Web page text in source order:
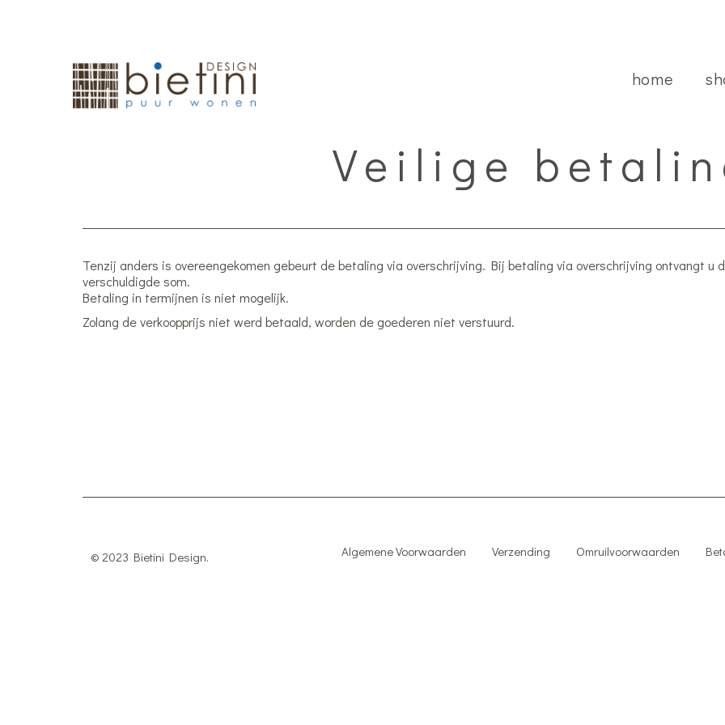
home
Veilige
Tenzij anders is overeengekomen gebeurt de betaling via overschrijving. Bij betaling via overschrijving ontvangt u
verschuldigde som.
Betaling in termijnen is niet mogelijk.
Zolang de verkoopprijs niet werd betaald, worden de goederen niet verstuurd.
© 2023 Bietini Design. Algemene Voorwaarden Verzending Omruilvoorwaarden